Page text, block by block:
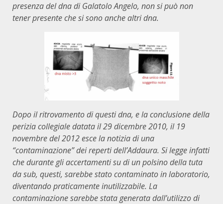
presenza del dna di Galatolo Angelo, non si può non
tener presente che si sono anche altri dna.
Dopo il ritrovamento di questi dna, e la conclusione della
perizia collegiale datata il 29 dicembre 2010, il 19
novembre del 2012 esce la notizia di una
“contaminazione” dei reperti dell’Addaura. Si legge infatti
che durante gli accertamenti su di un polsino della tuta
da sub, questi, sarebbe stato contaminato in laboratorio,
diventando praticamente inutilizzabile. La
contaminazione sarebbe stata generata dall’utilizzo di